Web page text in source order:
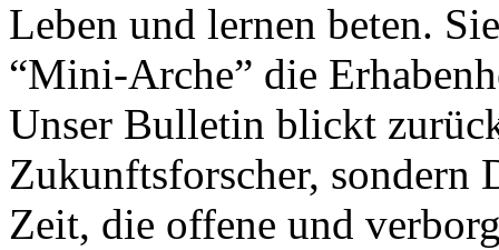
Leben und lernen beten.
“Mini-Arche” die
Unser Bulletin blickt
Zukunftsforscher, sondern
Zeit, die offene und